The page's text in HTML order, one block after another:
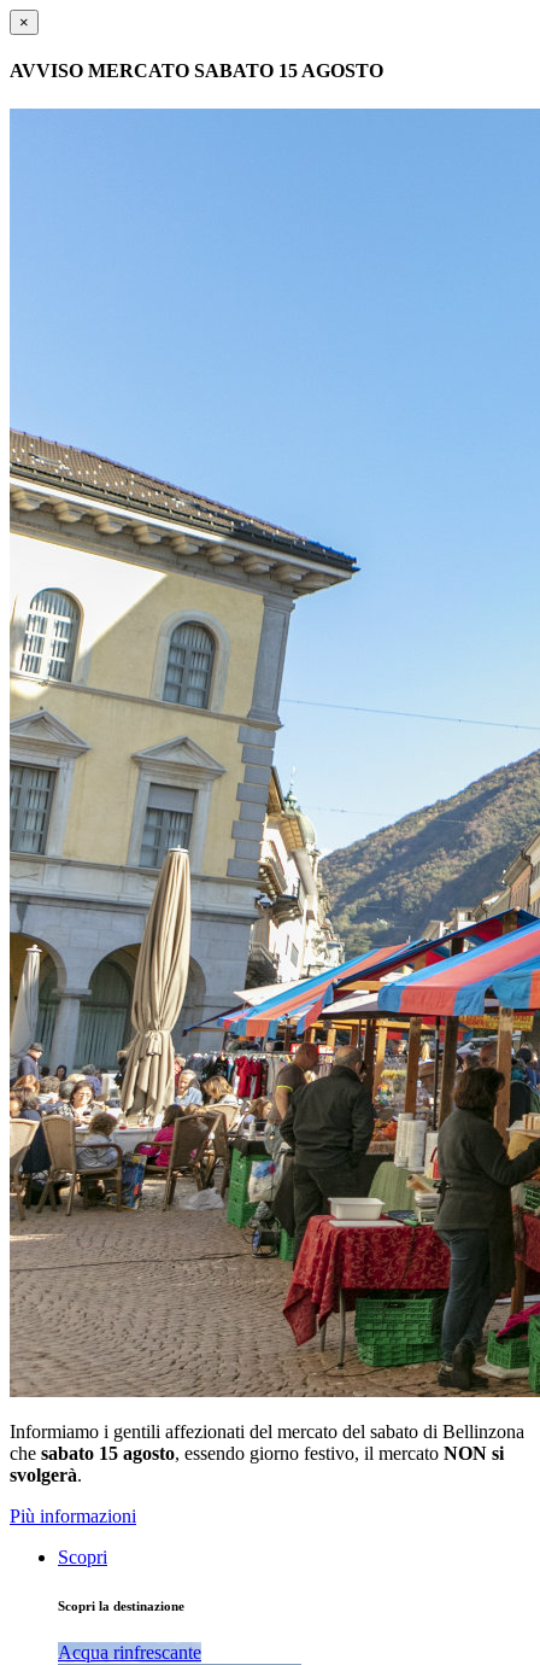
×
AVVISO MERCATO SABATO 15 AGOSTO
Informiamo i gentili affezionati del mercato del sabato di Bellinzona
che sabato 15 agosto, essendo giorno festivo, il mercato NON si
svolgerà.
Più informazioni
Scopri
Scopri la destinazione
Acqua rinfrescante